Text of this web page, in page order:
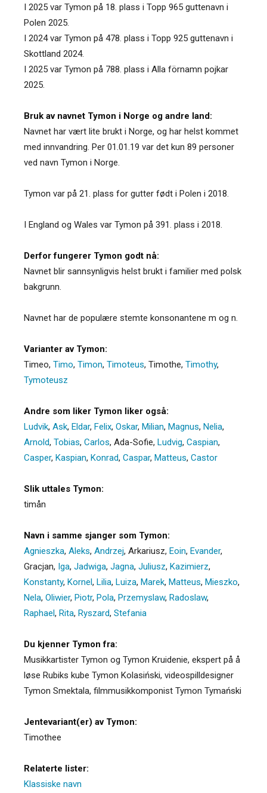
I 2025 var Tymon på 18. plass i Topp 965 guttenavn i
Polen 2025.
I 2024 var Tymon på 478. plass i Topp 925 guttenavn i
Skottland 2024.
I 2025 var Tymon på 788. plass i Alla förnamn pojkar
2025.
Bruk av navnet Tymon i Norge og andre land:
Navnet har vært lite brukt i Norge, og har helst kommet
med innvandring. Per 01.01.19 var det kun 89 personer
ved navn Tymon i Norge.
Tymon var på 21. plass for gutter født i Polen i 2018.
I England og Wales var Tymon på 391. plass i 2018.
Derfor fungerer Tymon godt nå:
Navnet blir sannsynligvis helst brukt i familier med polsk
bakgrunn.
Navnet har de populære stemte konsonantene m og n.
Varianter av Tymon:
Timeo, Timo, Timon, Timoteus, Timothe, Timothy,
Tymoteusz
Andre som liker Tymon liker også:
Ludvik, Ask, Eldar, Felix, Oskar, Milian, Magnus, Nelia,
Arnold, Tobias, Carlos, Ada-Sofie, Ludvig, Caspian,
Casper, Kaspian, Konrad, Caspar, Matteus, Castor
Slik uttales Tymon:
timån
Navn i samme sjanger som Tymon:
Agnieszka, Aleks, Andrzej, Arkariusz, Eoin, Evander,
Gracjan, Iga, Jadwiga, Jagna, Juliusz, Kazimierz,
Konstanty, Kornel, Lilia, Luiza, Marek, Matteus, Mieszko,
Nela, Oliwier, Piotr, Pola, Przemyslaw, Radoslaw,
Raphael, Rita, Ryszard, Stefania
Du kjenner Tymon fra:
Musikkartister Tymon og Tymon Kruidenie, ekspert på å
løse Rubiks kube Tymon Kolasiński, videospilldesigner
Tymon Smektala, filmmusikkomponist Tymon Tymański
Jentevariant(er) av Tymon:
Timothee
Relaterte lister:
Klassiske navn